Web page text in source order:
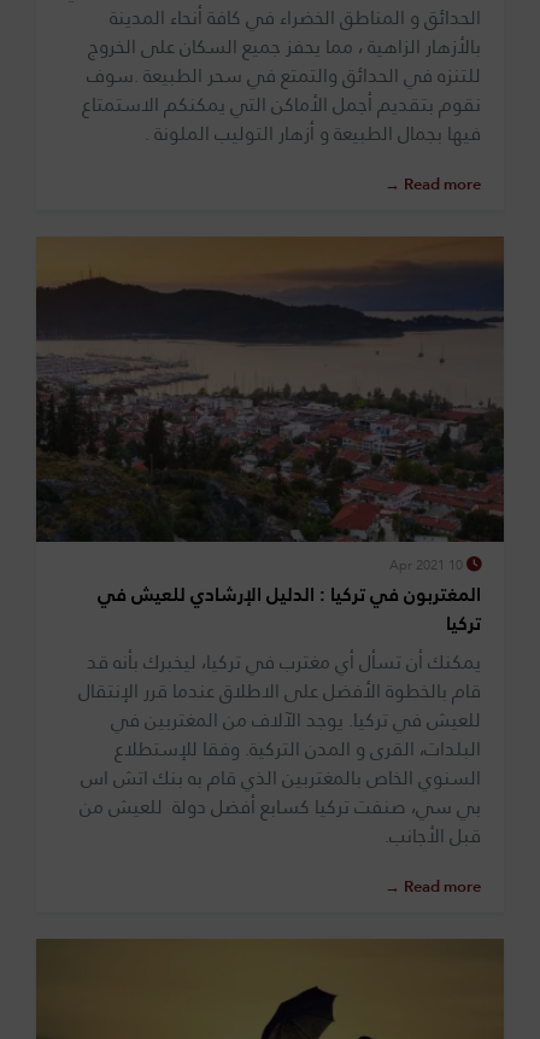
الحدائق و المناطق الخضراء في كافة أنحاء المدينة
بالأزهار الزاهية ، مما يحفز جميع السكان على الخروج
للتنزه في الحدائق والتمتع في سحر الطبيعة .سوف
نقوم بتقديم أجمل الأماكن التي يمكنكم الاستمتاع
فيها بجمال الطبيعة و أزهار التوليب الملونة .
Read more →
10 Apr 2021
المغتربون في تركيا : الدليل الإرشادي للعيش في
تركيا
يمكنك أن تسأل أي مغترب في تركيا، ليخبرك بأنه قد
قام بالخطوة الأفضل على الاطلاق عندما قرر الإنتقال
للعيش في تركيا. يوجد الآلاف من المغتربين في
البلدات، القرى و المدن التركية. وفقا للإستطلاع
السنوي الخاص بالمغتربين الذي قام به بنك اتش اس
بي سي، صنفت تركيا كسابع أفضل دولة للعيش من
قبل الأجانب.
Read more →